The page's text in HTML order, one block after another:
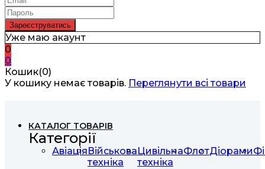
Уже маю акаунт
0
0
Кошик(0)
У кошику немає товарів. Переглянути всі товари
КАТАЛОГ ТОВАРІВ
Категорії
АвіаціяВійськова
техніка
Цивільна
техніка
ФлотДіорами